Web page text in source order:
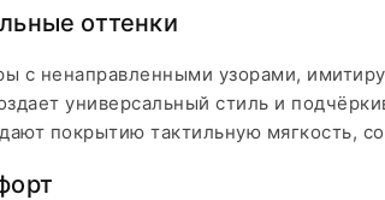
оттенки
с ненаправленными узорами,
универсальный стиль и
покрытию тактильную мягкость,